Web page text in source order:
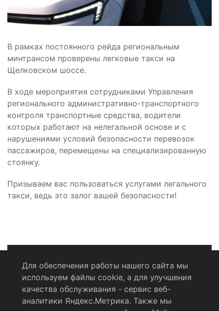
В рамках постоянного рейда региональным
минтрансом проверены легковые такси на
Щелковском шоссе.
В ходе мероприятия сотрудниками Управления
регионального административно-транспортного
контроля транспортные средства, водители
которых работают на нелегальной основе и с
нарушениями условий безопасности перевозок
пассажиров, перемещены на специализированную
стоянку.
Призываем вас пользоваться услугами легального
такси, ведь это залог вашей безопасности!
Политика конфиденциальности
Согласие на обработку персональных данных
Для обеспечения работы нашего сайта мы
используем файлы cookie, а для улучшения
качества обслуживания - сервис веб-
аналитики Яндекс.Метрика. Также мы